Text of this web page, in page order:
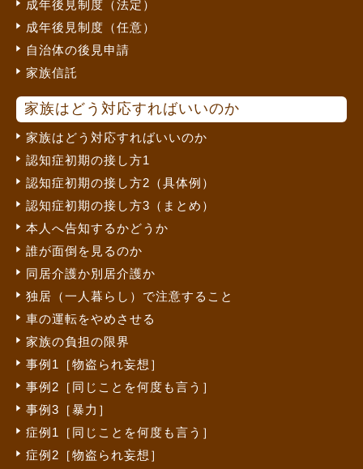
成年後見制度（法定）
成年後見制度（任意）
自治体の後見申請
家族信託
家族はどう対応すればいいのか
家族はどう対応すればいいのか
認知症初期の接し方1
認知症初期の接し方2（具体例）
認知症初期の接し方3（まとめ）
本人へ告知するかどうか
誰が面倒を見るのか
同居介護か別居介護か
独居（一人暮らし）で注意すること
車の運転をやめさせる
家族の負担の限界
事例1［物盗られ妄想］
事例2［同じことを何度も言う］
事例3［暴力］
症例1［同じことを何度も言う］
症例2［物盗られ妄想］